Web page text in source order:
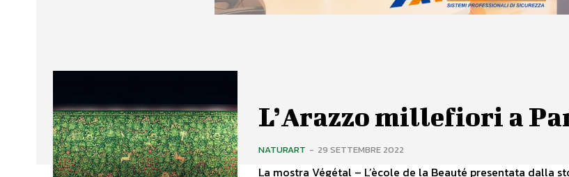
L’Arazzo millefiori a
NATURART - 29 SETTEMBRE 2022
La mostra Végétal – L’ècole de la Beauté presentata dalla